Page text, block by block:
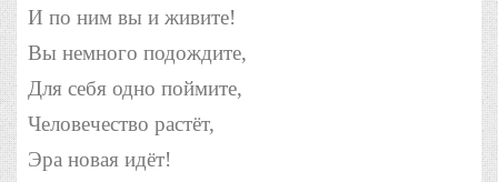
И по ним вы и живите!
Вы немного подождите,
Для себя одно поймите,
Человечество растёт,
Эра новая идёт!